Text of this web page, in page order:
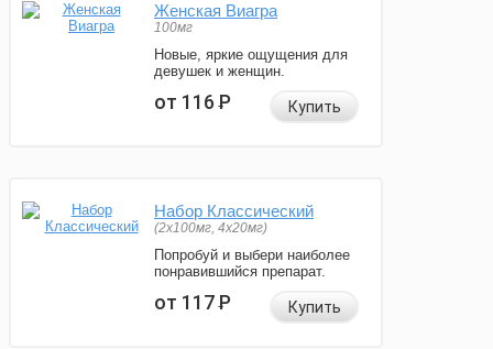
Женская Виагра
100мг
Новые, яркие ощущения для
девушек и женщин.
от 116Р Купить
Набор Классический
(2x100мг, 4x20мг)
Попробуй и выбери наиболее
понравившийся препарат.
от 117Р Купить